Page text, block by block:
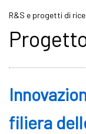
R&S e progetti di
filiera